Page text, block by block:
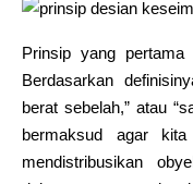
Prinsip yang pertama
Berdasarkan
berat sebelah,” atau
bermaksud agar
mendistribusikan